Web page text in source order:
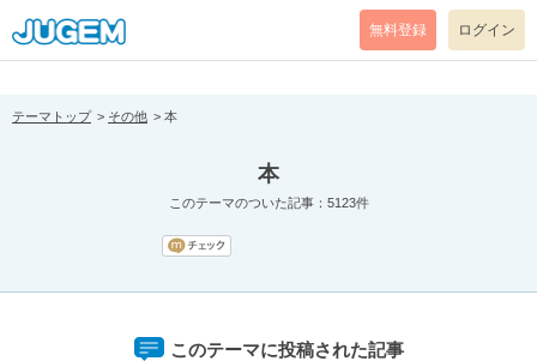
[pear_error: message="Success" code=0 mode=return level=notice
prefix="" info=""]
無料登録 ログイン
テーマトップ その他 本
本
このテーマのついた記事：5123件
このテーマに投稿された記事